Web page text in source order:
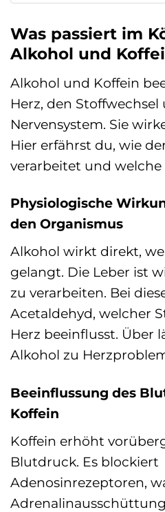
Was passiert im
Alkohol und
Alkohol und Koffein
Herz, den Stoffwechsel
Nervensystem. Sie
Hier erfährst du, wie
verarbeitet und welche
Physiologische
den Organismus
Alkohol wirkt direkt,
gelangt. Die Leber ist
zu verarbeiten. Bei
Acetaldehyd, welcher
Herz beeinflusst. Über
Alkohol zu
Beeinflussung des
Koffein
Koffein erhöht
Blutdruck. Es blockiert
Adenosinrezeptoren,